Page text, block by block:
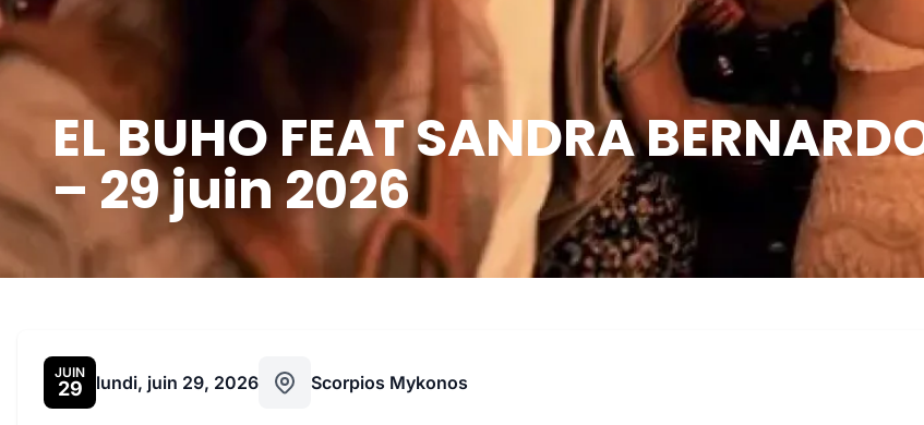
EL BUHO FEAT SANDRA
– 29 juin 2026
JUIN
29 lundi, juin 29, 2026 Scorpios Mykonos